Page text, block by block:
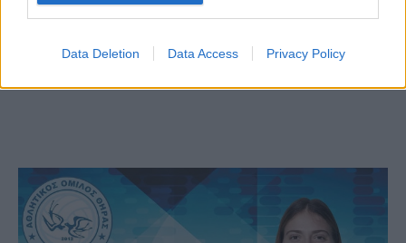
Data Deletion Data Access Privacy Policy
Aκολουθήστε μας
παντού…